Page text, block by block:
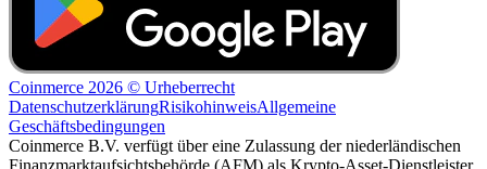
Coinmerce 2026 © Urheberrecht
DatenschutzerklärungRisikohinweisAllgemeine
Geschäftsbedingungen
Coinmerce B.V. verfügt über eine Zulassung der niederländischen
Finanzmarktaufsichtsbehörde (AFM) als Krypto-Asset-Dienstleister